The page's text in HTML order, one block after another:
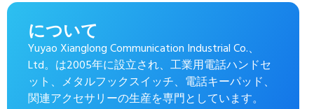
について
Yuyao Xianglong Communication Industrial Co.、
Ltd。は2005年に設立され、工業用電話ハンドセ
ット、メタルフックスイッチ、電話キーパッド、
関連アクセサリーの生産を専門としています。